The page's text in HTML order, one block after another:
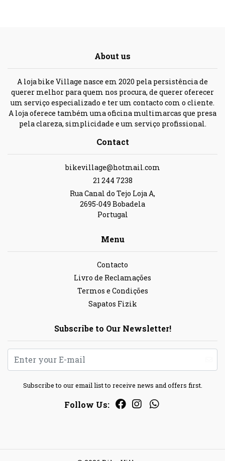
About us
A loja bike Village nasce em 2020 pela persistência de
querer melhor para quem nos procura, de querer oferecer
um serviço especializado e ter um contacto com o cliente.
A loja oferece também uma oficina multimarcas que presa
pela clareza, simplicidade e um serviço profissional.
Contact
bikevillage@hotmail.com
21 244 7238
Rua Canal do Tejo Loja A,
2695-049 Bobadela
Portugal
Menu
Contacto
Livro de Reclamações
Termos e Condições
Sapatos Fizik
Subscribe to Our Newsletter!
Subscribe to our email list to receive news and offers first.
Follow Us: